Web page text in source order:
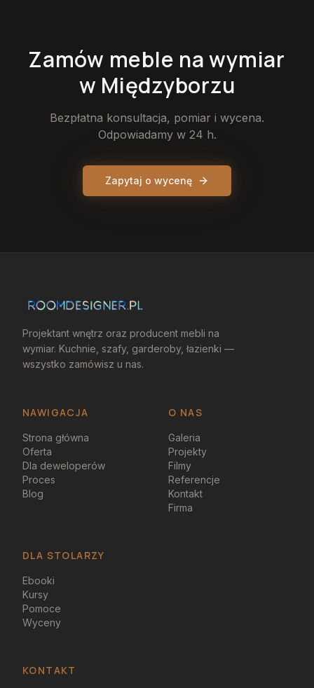
Zamów meble na wymiar
w Międzyborzu
Bezpłatna konsultacja, pomiar i wycena.
Odpowiadamy w 24 h.
Zapytaj o wycenę
Projektant wnętrz oraz producent mebli na
wymiar. Kuchnie, szafy, garderoby, łazienki —
wszystko zamówisz u nas.
NAWIGACJA O NAS
Strona główna
Oferta
Dla deweloperów
Proces
Blog
Galeria
Projekty
Filmy
Referencje
Kontakt
Firma
DLA STOLARZY
Ebooki
Kursy
Pomoce
Wyceny
KONTAKT